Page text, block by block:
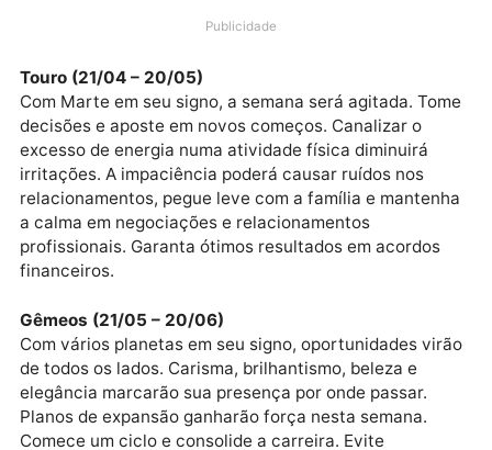
equipe ou no ambiente social marcarão esta fase.
Amplie comunicações e contatos. Novidades à vista!
Pode confiar!
Publicidade
Touro (21/04 – 20/05)
Com Marte em seu signo, a semana será agitada.
decisões e aposte em novos começos. Canalizar o
excesso de energia numa atividade física diminuirá
irritações. A impaciência poderá causar ruídos nos
relacionamentos, pegue leve com a família e
a calma em negociações e relacionamentos
profissionais. Garanta ótimos resultados em acordos
financeiros.